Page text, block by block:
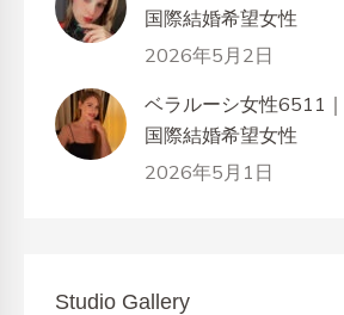
国際結婚希望女性
2026年5月2日
ベラルーシ女性6511
国際結婚希望女性
2026年5月1日
Studio Gallery